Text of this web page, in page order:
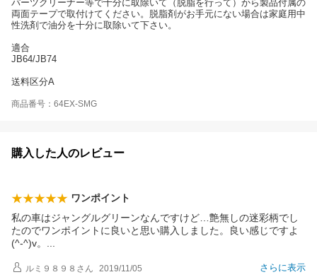
パーツクリーナー等で十分に取除いて（脱脂を行って）から製品付属の
両面テープで取付けてください。脱脂剤がお手元にない場合は家庭用中
性洗剤で油分を十分に取除いて下さい。
適合
JB64/JB74
送料区分A
商品番号：64EX-SMG
購入した人のレビュー
ワンポイント
私の車はジャングルグリーンなんですけど…艶無しの迷彩柄でし
たのでワンポイントに良いと思い購入しました。良い感じですよ
(^-^)v。
さらに表示
ルミ９８９８ さん 2019/11/05